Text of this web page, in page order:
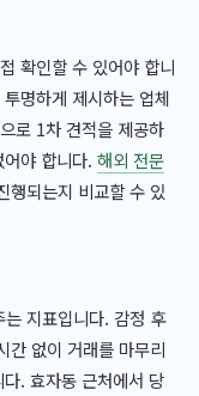
확인할 수 있어야 합니
명하게 제시하는 업체
로 1차 견적을 제공하
야 합니다. 해외 전문
행되는지 비교할 수 있
지표입니다. 감정 후
간 없이 거래를 마무리
. 효자동 근처에서 당